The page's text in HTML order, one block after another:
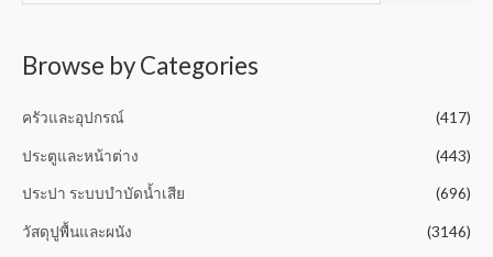
Browse by Categories
ครัวและอุปกรณ์ (417)
ประตูและหน้าต่าง (443)
ประปา ระบบบำบัดน้ำเสีย (696)
วัสดุปูพื้นและผนัง (3146)